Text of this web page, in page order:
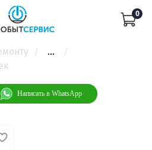
0
...
Написать в WhatsApp